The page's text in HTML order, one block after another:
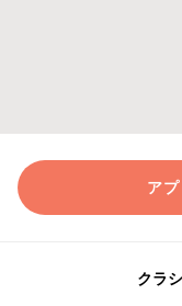
ア
クラ